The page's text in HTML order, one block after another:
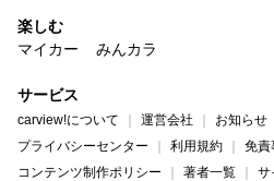
楽しむ
マイカー
みんカラ
サービス
carview!について 運営会社 お知らせ
プライバシーセンター
利用規約
免責
コンテンツ制作ポリシー
著者一覧 サ